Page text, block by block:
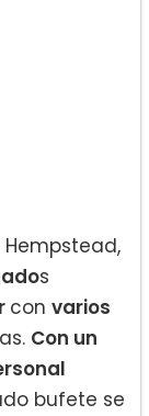
Hempstead,
s
con varios
Con un
bufete se